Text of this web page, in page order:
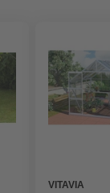
VITAVIA